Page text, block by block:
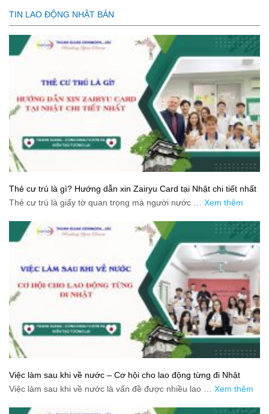
TIN LAO ĐỘNG NHẬT BẢN
Thẻ cư trú là gì? Hướng dẫn xin Zairyu Card tại Nhật chi tiết nhất
Thẻ cư trú là giấy tờ quan trọng mà người nước … Xem thêm
Việc làm sau khi về nước – Cơ hội cho lao động từng đi Nhật
Việc làm sau khi về nước là vấn đề được nhiều lao … Xem thêm